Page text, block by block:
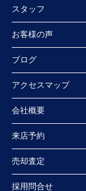
スタッフ
お客様の声
ブログ
アクセスマップ
会社概要
来店予約
売却査定
採用問合せ